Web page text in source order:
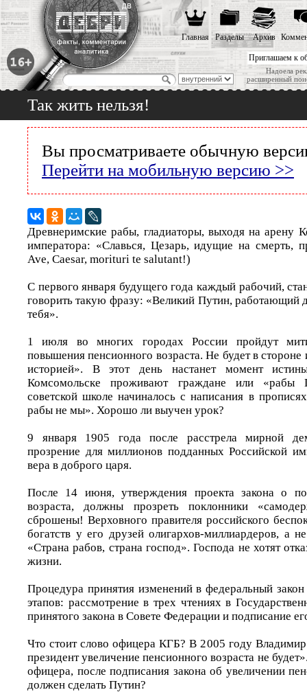
Приглашаем к
Надоела
расширенный
Главная Разделы Архив
Так жить нельзя!
Вы просматриваете обычную
Перейти на мобильную версию >>
Древнеримские рабы, гладиаторы, выходя на арену
императора: «Славься, Цезарь, идущие на смерть,
Ave, Caesar, morituri te salutant!)
С первого января будущего года каждый рабочий,
говорить такую фразу: «Великий Путин, работающий
тебя».
1 июля во многих городах России пройдут
повышения пенсионного возраста. Не будет в стороне
историей». В этот день настанет момент
Комсомольске проживают граждане или «рабы
советской школе начиналось с написания в
рабы не мы». Хорошо ли выучен урок?
9 января 1905 года после расстрела мирной
прозрение для миллионов подданных Российской
вера в доброго царя.
После 14 июня, утверждения проекта закона о
возраста, должны прозреть поклонники
сброшены! Верховного правителя российского
богатств у его друзей олигархов-миллиардеров, а
«Страна рабов, страна господ». Господа не хотят
жизни.
Процедура принятия изменений в федеральный
этапов: рассмотрение в трех чтениях в
принятого закона в Совете Федерации и подписание
Что стоит слово офицера КГБ? В 2005 году
президент увеличение пенсионного возраста не
офицера, после подписания закона об увеличении
должен сделать Путин?